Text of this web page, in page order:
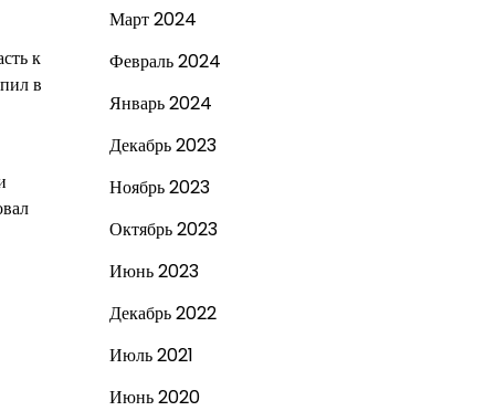
к
в
Март 2024
Февраль 2024
Январь 2024
Декабрь 2023
Ноябрь 2023
Октябрь 2023
Июнь 2023
Декабрь 2022
Июль 2021
Июнь 2020